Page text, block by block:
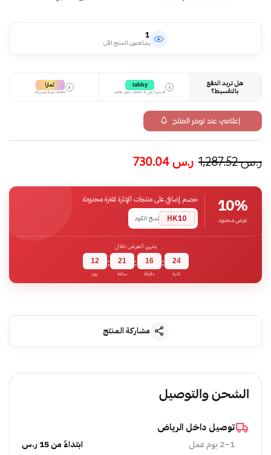
1
يشاهدون المنتج الآن
هل تريد الدفع
بالتقسيط؟
i
tabby
قسمها على 4 دفعات بدون تعقيد
i تمارا
دفعات مرنة وسهلة
إعلامي عند توفر المنتج
ر.س1,287.52 ر.س
10%
عرض محدود
خصم إضافي على منتجات الإنارة لفترة محدودة
HK10
نسخ الكود
ينتهي العرض خلال
12
يوم
: 21
ساعة
: 16
دقيقة
: 23
ثانية
مشاركة المنتج
الشحن والتوصيل
توصيل داخل الرياض
1–2 يوم عمل
ابتداءً من 15 ر.س